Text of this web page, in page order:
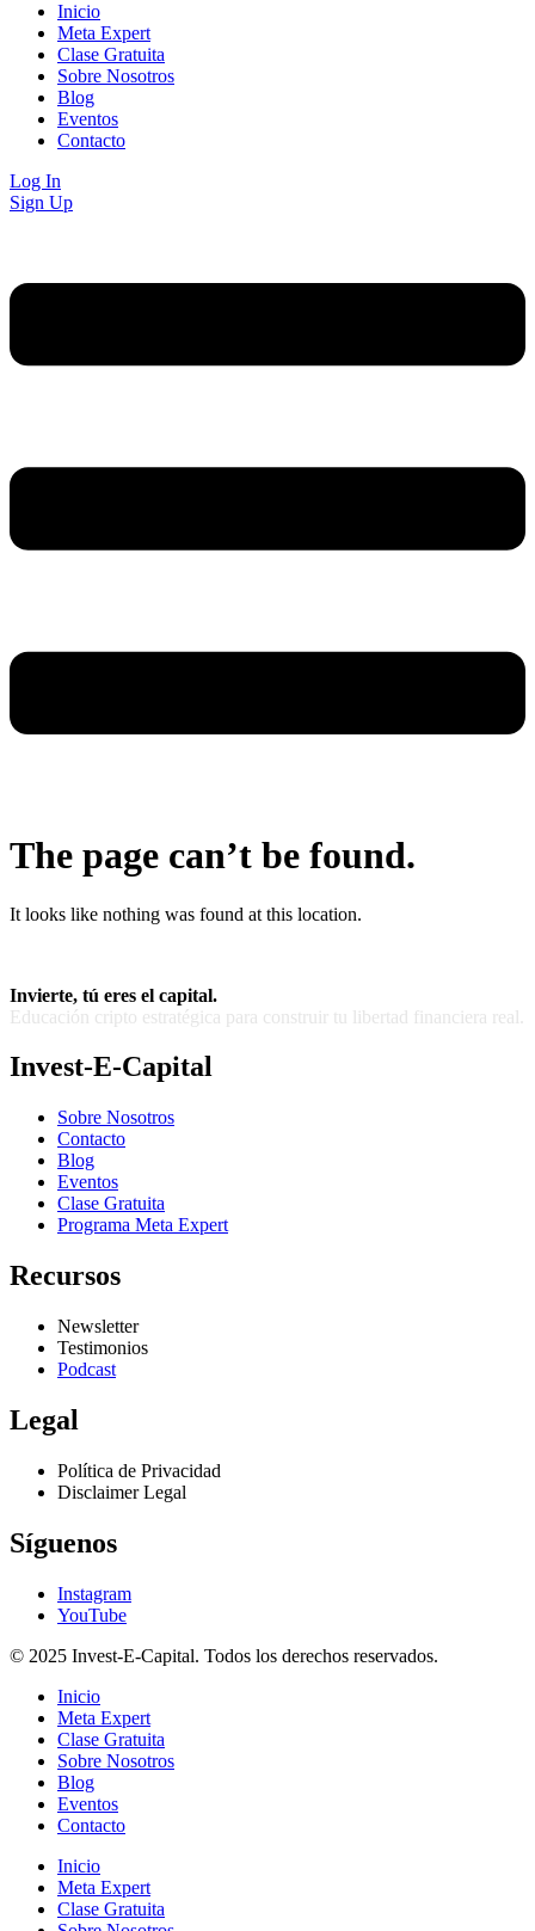
Inicio
Meta Expert
Clase Gratuita
Sobre Nosotros
Blog
Eventos
Contacto
Log In
Sign Up
The page can’t be found.
It looks like nothing was found at this location.
Invierte, tú eres el capital.
Educación cripto estratégica para construir tu libertad financiera real.
Invest-E-Capital
Sobre Nosotros
Contacto
Blog
Eventos
Clase Gratuita
Programa Meta Expert
Recursos
Newsletter
Testimonios
Podcast
Legal
Política de Privacidad
Disclaimer Legal
Síguenos
Instagram
YouTube
© 2025 Invest-E-Capital. Todos los derechos reservados.
Inicio
Meta Expert
Clase Gratuita
Sobre Nosotros
Blog
Eventos
Contacto
Inicio
Meta Expert
Clase Gratuita